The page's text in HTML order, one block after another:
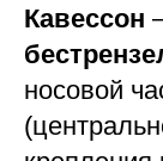
Кавессон
носовой